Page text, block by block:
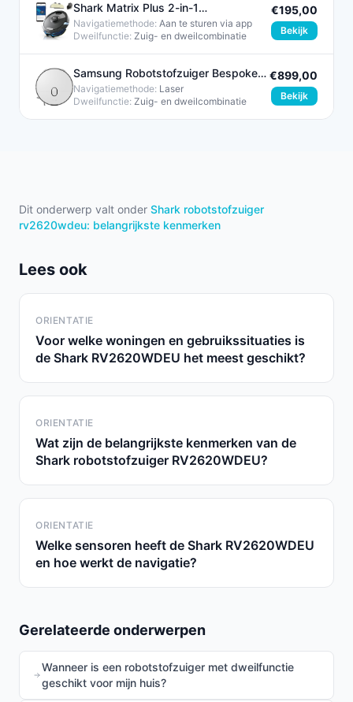
Shark Matrix Plus 2-in-1
Robotstofzuiger met Dweilfunctie
Navigatiemethode: Aan te sturen via app
Dweilfunctie: Zuig- en dweilcombinatie​
€195,00
Bekijk
Samsung Robotstofzuiger Bespoke
Jet Bot Combo Grijs 1200W
Navigatiemethode: Laser
Dweilfunctie: Zuig- en dweilcombinatie​
€899,00
Bekijk
Dit onderwerp valt onder Shark robotstofzuiger
rv2620wdeu: belangrijkste kenmerken
Lees ook
ORIENTATIE
Voor welke woningen en gebruikssituaties is
de Shark RV2620WDEU het meest geschikt?
ORIENTATIE
Wat zijn de belangrijkste kenmerken van de
Shark robotstofzuiger RV2620WDEU?
ORIENTATIE
Welke sensoren heeft de Shark RV2620WDEU
en hoe werkt de navigatie?
Gerelateerde onderwerpen
Wanneer is een robotstofzuiger met dweilfunctie
geschikt voor mijn huis?